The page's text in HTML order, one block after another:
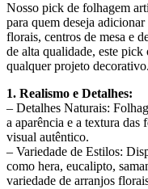
Nosso pick de folhagem
para quem deseja
florais, centros de mesa e
de alta qualidade, este
qualquer projeto decorativo.
1. Realismo e Detalhes:
– Detalhes Naturais:
a aparência e a textura
visual autêntico.
– Variedade de Estilos:
como hera, eucalipto,
variedade de arranjos